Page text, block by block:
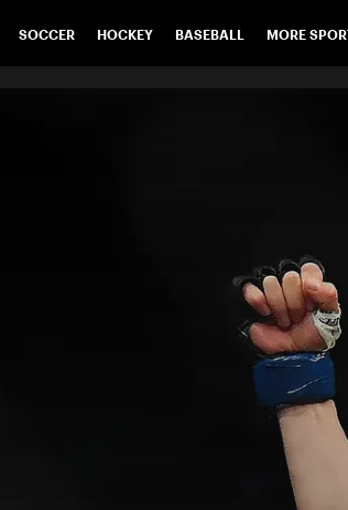
SOCCER HOCKEY BASEBALL MORE